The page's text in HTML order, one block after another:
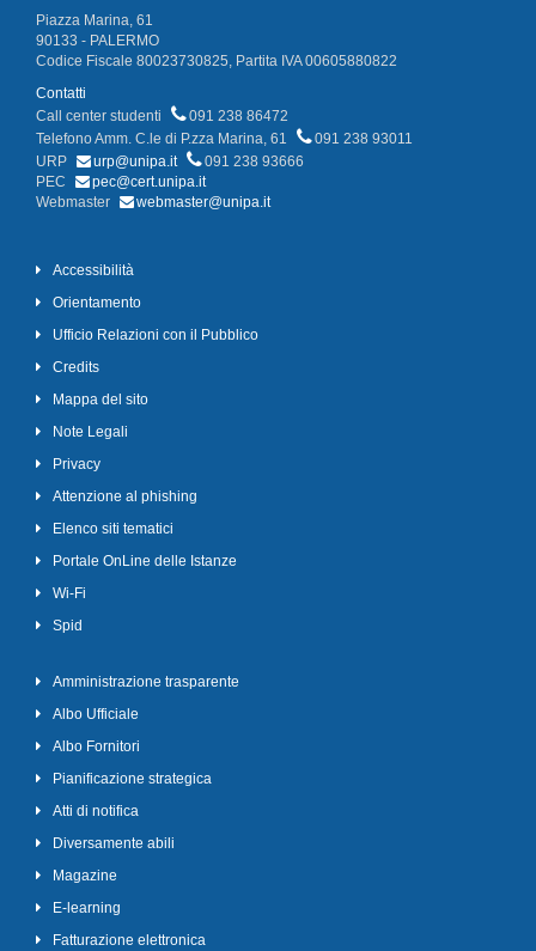
Piazza Marina, 61
90133 - PALERMO
Codice Fiscale 80023730825, Partita IVA 00605880822
Contatti
Call center studenti
091 238 86472
Telefono Amm. C.le di P.zza Marina, 61
091 238 93011
URP
urp@unipa.it
091 238 93666
PEC
pec@cert.unipa.it
Webmaster
webmaster@unipa.it
Accessibilità
Orientamento
Ufficio Relazioni con il Pubblico
Credits
Mappa del sito
Note Legali
Privacy
Attenzione al phishing
Elenco siti tematici
Portale OnLine delle Istanze
Wi-Fi
Spid
Amministrazione trasparente
Albo Ufficiale
Albo Fornitori
Pianificazione strategica
Atti di notifica
Diversamente abili
Magazine
E-learning
Fatturazione elettronica